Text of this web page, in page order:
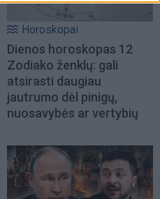
Horoskopai
Dienos horoskopas 12
Zodiako ženklų: gali
atsirasti daugiau
jautrumo dėl pinigų,
nuosavybės ar vertybių